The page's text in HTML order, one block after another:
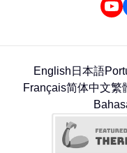
English 日本語
Français简体中文繁